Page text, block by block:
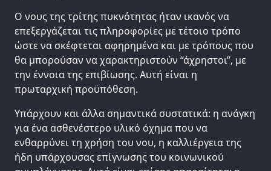
Ο νους της τρίτης πυκνότητας ήταν ικανός να
επεξεργάζεται τις πληροφορίες με τέτοιο τρόπο
ώστε να σκέφτεται αφηρημένα και με τρόπους που
θα μπορούσαν να χαρακτηριστούν “άχρηστοι”, με
την έννοια της επιβίωσης. Αυτή είναι η
πρωταρχική προϋπόθεση.
Υπάρχουν και άλλα σημαντικά συστατικά: η ανάγκη
για ένα ασθενέστερο υλικό όχημα που να
ενθαρρύνει τη χρήση του νου, η καλλιέργεια της
ήδη υπάρχουσας επίγνωσης του κοινωνικού